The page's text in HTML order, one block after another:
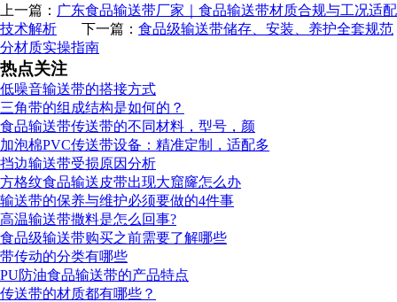
上一篇： 广东食品输送带厂家｜食品输送带材质合规与工况适配
技术解析
下一篇： 食品级输送带储存、安装、养护全套规范
分材质实操指南
热点关注
低噪音输送带的搭接方式
三角带的组成结构是如何的？
食品输送带传送带的不同材料，型号，颜
加泡棉PVC传送带设备：精准定制，适配多
挡边输送带受损原因分析
方格纹食品输送皮带出现大窟窿怎么办
输送带的保养与维护必须要做的4件事
高温输送带撒料是怎么回事?
食品级输送带购买之前需要了解哪些
带传动的分类有哪些
PU防油食品输送带的产品特点
传送带的材质都有哪些？